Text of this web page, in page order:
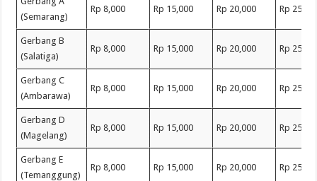
(Semarang)
Rp 8,000 Rp 15,000 Rp 20,000 Rp
Gerbang B
(Salatiga)
Rp 8,000 Rp 15,000 Rp 20,000 Rp
Gerbang C
(Ambarawa)
Rp 8,000 Rp 15,000 Rp 20,000 Rp
Gerbang D
(Magelang)
Rp 8,000 Rp 15,000 Rp 20,000 Rp
Gerbang E
(Temanggung)
Rp 8,000 Rp 15,000 Rp 20,000 Rp